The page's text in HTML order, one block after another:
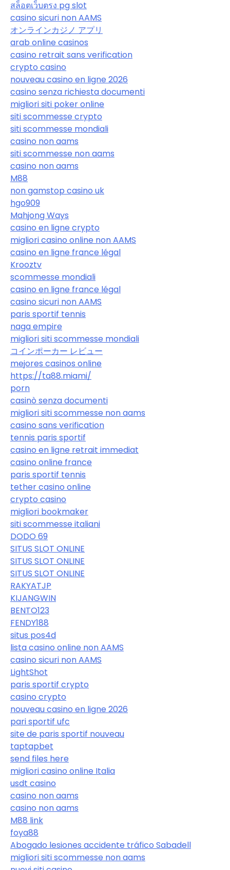
สล็อตเว็บตรง pg slot
casino sicuri non AAMS
オンラインカジノ アプリ
arab online casinos
casino retrait sans verification
crypto casino
nouveau casino en ligne 2026
casino senza richiesta documenti
migliori siti poker online
siti scommesse crypto
siti scommesse mondiali
casino non aams
siti scommesse non aams
casino non aams
M88
non gamstop casino uk
hgo909
Mahjong Ways
casino en ligne crypto
migliori casino online non AAMS
casino en ligne france légal
Krooztv
scommesse mondiali
casino en ligne france légal
casino sicuri non AAMS
paris sportif tennis
naga empire
migliori siti scommesse mondiali
コインポーカー レビュー
mejores casinos online
https://ta88.miami/
porn
casinò senza documenti
migliori siti scommesse non aams
casino sans verification
tennis paris sportif
casino en ligne retrait immediat
casino online france
paris sportif tennis
tether casino online
crypto casino
migliori bookmaker
siti scommesse italiani
DODO 69
SITUS SLOT ONLINE
SITUS SLOT ONLINE
SITUS SLOT ONLINE
RAKYATJP
KIJANGWIN
BENTO123
FENDY188
situs pos4d
lista casino online non AAMS
casino sicuri non AAMS
LightShot
paris sportif crypto
casino crypto
nouveau casino en ligne 2026
pari sportif ufc
site de paris sportif nouveau
taptapbet
send files here
migliori casino online Italia
usdt casino
casino non aams
casino non aams
M88 link
foya88
Abogado lesiones accidente tráfico Sabadell
migliori siti scommesse non aams